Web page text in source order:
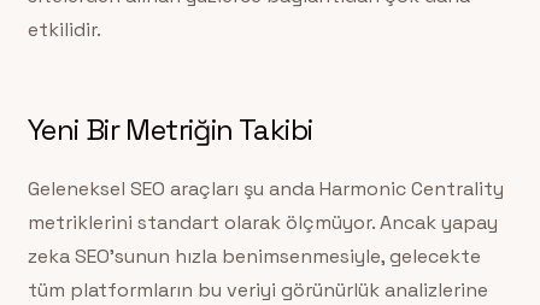
etkilidir.
Yeni Bir Metriğin Takibi
Geleneksel SEO araçları şu anda Harmonic Centrality
metriklerini standart olarak ölçmüyor. Ancak yapay
zeka SEO’sunun hızla benimsenmesiyle, gelecekte
tüm platformların bu veriyi görünürlük analizlerine